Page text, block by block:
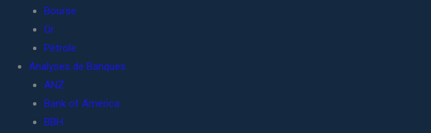
Bourse
Or
Pétrole
Analyses de Banques
ANZ
Bank of America
BBH